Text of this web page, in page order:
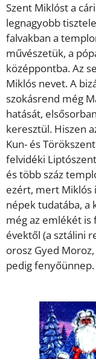
Szent Miklóst a
legnagyobb
falvakban a
művészetük, a
középpontba. Az
Miklós nevet. A
szokásrend még
hatását,
keresztül. Hiszen
Kun- és
felvidéki
és több száz
ezért, mert Miklós
népek tudatába,
még az emlékét is
évektől (a sztálini
orosz Gyed
pedig fenyőünnep.